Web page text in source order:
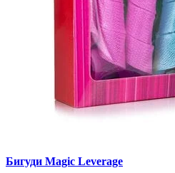
Бигуди Magic Leverage